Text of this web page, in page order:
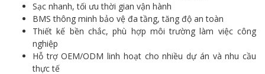
Sạc nhanh, tối ưu thời gian vận hành
BMS thông minh bảo vệ đa tầng, tăng độ an toàn
Thiết kế bền chắc, phù hợp môi trường làm việc công
nghiệp
Hỗ trợ OEM/ODM linh hoạt cho nhiều dự án và nhu cầu
thực tế